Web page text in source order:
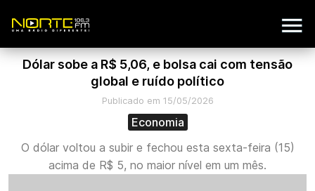
Dólar sobe a R$ 5,06, e bolsa cai com tensão
global e ruído político
Publicado em 15/05/2026
Economia
O dólar voltou a subir e fechou esta sexta-feira (15)
acima de R$ 5, no maior nível em um mês.